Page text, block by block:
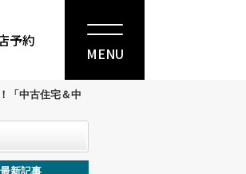
予約
MENU
「中古住宅＆中
最新記事